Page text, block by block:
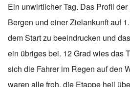
Ein unwirtlicher Tag. Das Profil
Bergen und einer Zielankunft auf
dem Start zu beeindrucken und
ein übriges bei. 12 Grad wies das
sich die Fahrer im Regen auf den
waren alle froh, die Etappe heil